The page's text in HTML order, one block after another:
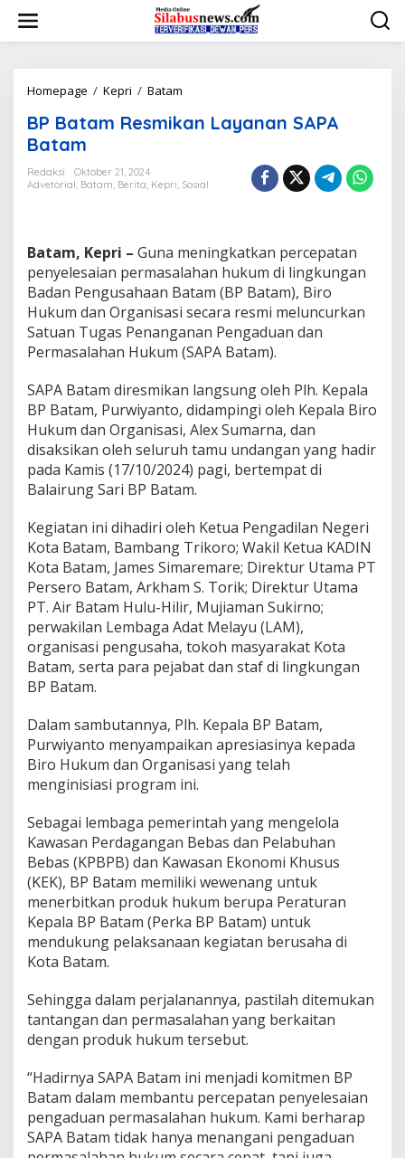
w
Homepage / Kepri / Batam
B
m
m
i
k
a
n
L
a
a
n
a
n
S
A
P
A
a
t
a
BP Batam Resmikan Layanan SAPA
Batam
Redaksi
Oktober 21, 2024
Advetorial, Batam, Berita, Kepri, Sosial
Batam, Kepri – Guna meningkatkan percepatan
penyelesaian permasalahan hukum di lingkungan
Badan Pengusahaan Batam (BP Batam), Biro
Hukum dan Organisasi secara resmi meluncurkan
Satuan Tugas Penanganan Pengaduan dan
Permasalahan Hukum (SAPA Batam).
SAPA Batam diresmikan langsung oleh Plh. Kepala
BP Batam, Purwiyanto, didampingi oleh Kepala Biro
Hukum dan Organisasi, Alex Sumarna, dan
disaksikan oleh seluruh tamu undangan yang hadir
pada Kamis (17/10/2024) pagi, bertempat di
Balairung Sari BP Batam.
Kegiatan ini dihadiri oleh Ketua Pengadilan Negeri
Kota Batam, Bambang Trikoro; Wakil Ketua KADIN
Kota Batam, James Simaremare; Direktur Utama PT
Persero Batam, Arkham S. Torik; Direktur Utama
PT. Air Batam Hulu-Hilir, Mujiaman Sukirno;
perwakilan Lembaga Adat Melayu (LAM),
organisasi pengusaha, tokoh masyarakat Kota
Batam, serta para pejabat dan staf di lingkungan
BP Batam.
Dalam sambutannya, Plh. Kepala BP Batam,
Purwiyanto menyampaikan apresiasinya kepada
Biro Hukum dan Organisasi yang telah
menginisiasi program ini.
Sebagai lembaga pemerintah yang mengelola
Kawasan Perdagangan Bebas dan Pelabuhan
Bebas (KPBPB) dan Kawasan Ekonomi Khusus
(KEK), BP Batam memiliki wewenang untuk
menerbitkan produk hukum berupa Peraturan
Kepala BP Batam (Perka BP Batam) untuk
mendukung pelaksanaan kegiatan berusaha di
Kota Batam.
Sehingga dalam perjalanannya, pastilah ditemukan
tantangan dan permasalahan yang berkaitan
dengan produk hukum tersebut.
“Hadirnya SAPA Batam ini menjadi komitmen BP
Batam dalam membantu percepatan penyelesaian
pengaduan permasalahan hukum. Kami berharap
SAPA Batam tidak hanya menangani pengaduan